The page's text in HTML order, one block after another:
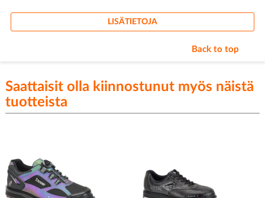
LISÄTIETOJA
Back to top
Saattaisit olla kiinnostunut myös näistä
tuotteista